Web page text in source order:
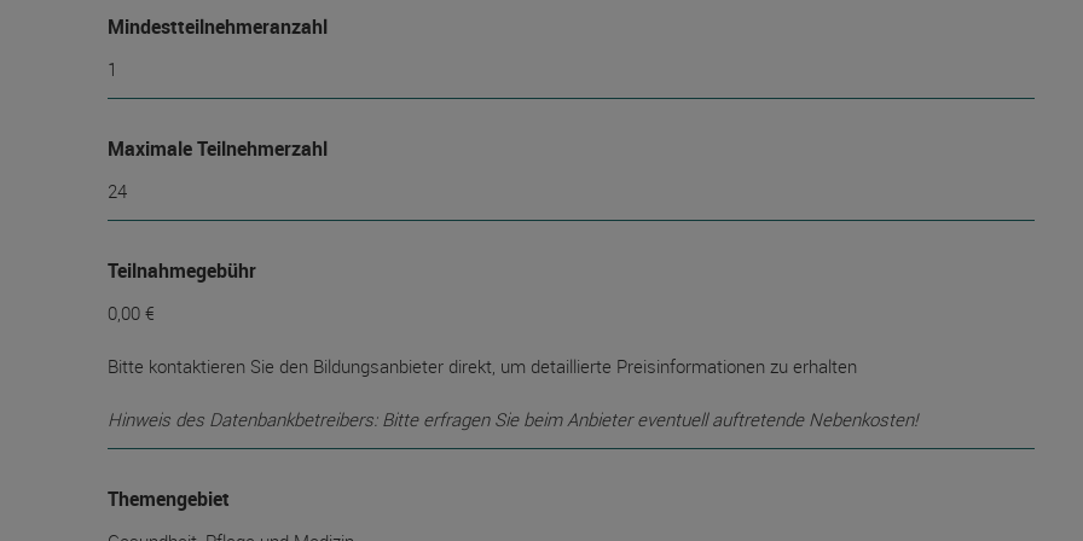
Mindest­teilnehmer­anzahl
1
Maximale Teilnehmerzahl
24
Teilnahmegebühr
0,00 €
Bitte kontaktieren Sie den Bildungsanbieter direkt, um detaillierte Preisinformationen zu erhalten
Hinweis des Datenbankbetreibers: Bitte erfragen Sie beim Anbieter eventuell auftretende Nebenkosten!
Themengebiet